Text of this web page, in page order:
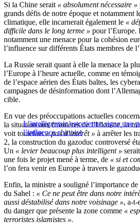
Si la Chine serait « absolument nécessaire »
grands défis de notre époque et notamment
climatique, elle incarnerait également le «
difficile dans le long terme » pour l’Europe.
notamment une menace pour la cohésion
l’influence sur différents États membres de
La Russie serait quant à elle la menace la
l’Europe à l’heure actuelle, comme en
de l’espace aérien des États baltes, les
campagnes de désinformation dont
cible.
L’intelligentsia estonienne signe une
l’influence chinoise
En vue des préoccupations actuelles
la situation aux frontières de l’Ukraine, la
voit toutefois« pas d’intérêt » à arrêter les
2, la construction du gazoduc controversé
Un « levier beaucoup plus intelligent »
une fois le projet mené à terme, de « si et
l’on fera venir en Europe à travers le
Enfin, la ministre a souligné l’importance de
du Sahel : « Ce ne peut être dans notre
aussi déstabilisé dans notre voisinage », a-t-
du danger que présente la zone comme «
terroristes islamistes ».